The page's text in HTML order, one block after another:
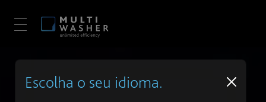
Escolha o seu idioma.